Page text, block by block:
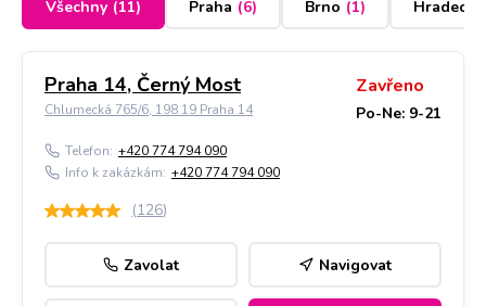
Všechny (11) Praha (6) Brno (1) Hradec
Praha 14, Černý Most
Chlumecká 765/6, 198 19 Praha 14
Zavřeno
Po-Ne: 9-21
Telefon: +420 774 794 090
Info k zakázkám: +420 774 794 090
(126)
Zavolat Navigovat